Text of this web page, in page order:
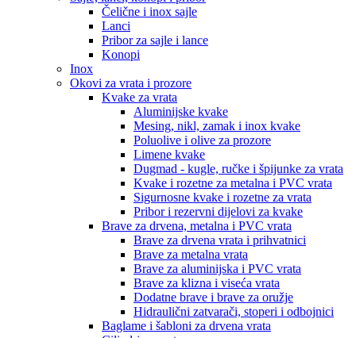
Čelične i inox sajle
Lanci
Pribor za sajle i lance
Konopi
Inox
Okovi za vrata i prozore
Kvake za vrata
Aluminijske kvake
Mesing, nikl, zamak i inox kvake
Poluolive i olive za prozore
Limene kvake
Dugmad - kugle, ručke i špijunke za vrata
Kvake i rozetne za metalna i PVC vrata
Sigurnosne kvake i rozetne za vrata
Pribor i rezervni dijelovi za kvake
Brave za drvena, metalna i PVC vrata
Brave za drvena vrata i prihvatnici
Brave za metalna vrata
Brave za aluminijska i PVC vrata
Brave za klizna i viseća vrata
Dodatne brave i brave za oružje
Hidraulični zatvarači, stoperi i odbojnici
Baglame i šabloni za drvena vrata